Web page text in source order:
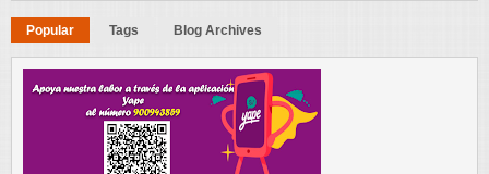
Popular Tags Blog Archives